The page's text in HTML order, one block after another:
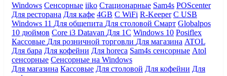
Windows Сенсорные iiko Стационарные Sam4s POScenter
Для ресторана Для кафе 4GB С WiFi R-Keeper С USB
Windows 11 Для общепита Для столовой Смарт Globalpos
10 дюймов Core i3 Datavan Для 1С Windows 10 Posiflex
Кассовые Для розничной торговли Для магазина ATOL
Для бара Для кофейни Для horeca Sam4s сенсорные Atol
сенсорные Сенсорные на Windows
Для магазина Кассовые Для столовой Для кофейни Для